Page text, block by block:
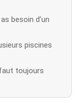
besoin d’un
piscines
toujours